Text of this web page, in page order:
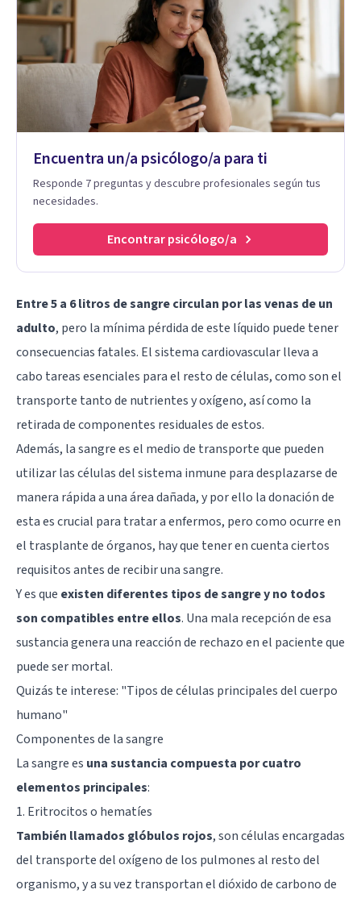
Encuentra un/a psicólogo/a para ti
Responde 7 preguntas y descubre profesionales según tus
necesidades.
Encontrar psicólogo/a
Entre 5 a 6 litros de sangre circulan por las venas de un
adulto, pero la mínima pérdida de este líquido puede tener
consecuencias fatales. El sistema cardiovascular lleva a
cabo tareas esenciales para el resto de células, como son el
transporte tanto de nutrientes y oxígeno, así como la
retirada de componentes residuales de estos.
Además, la sangre es el medio de transporte que pueden
utilizar las células del sistema inmune para desplazarse de
manera rápida a una área dañada, y por ello la donación de
esta es crucial para tratar a enfermos, pero como ocurre en
el trasplante de órganos, hay que tener en cuenta ciertos
requisitos antes de recibir una sangre.
Y es que existen diferentes tipos de sangre y no todos
son compatibles entre ellos. Una mala recepción de esa
sustancia genera una reacción de rechazo en el paciente que
puede ser mortal.
Quizás te interese: "Tipos de células principales del cuerpo
humano"
Componentes de la sangre
La sangre es una sustancia compuesta por cuatro
elementos principales:
1. Eritrocitos o hematíes
También llamados glóbulos rojos, son células encargadas
del transporte del oxígeno de los pulmones al resto del
organismo, y a su vez transportan el dióxido de carbono de